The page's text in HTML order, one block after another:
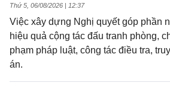
Thứ 5, 06/08/2026 | 12:37
Việc xây dựng Nghị quyết góp phần
hiệu quả cộng tác đấu tranh phòng,
phạm pháp luật, công tác điều tra,
án.